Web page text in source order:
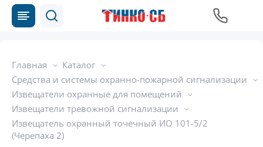
Главная
Каталог
Средства и системы охранно-пожарной сигнализации
Извещатели охранные для помещений
Извещатели тревожной сигнализации
Извещатель охранный точечный ИО 101-5/2
(Черепаха 2)